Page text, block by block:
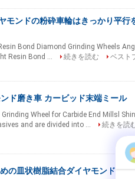
モンドの粉砕車輪はきっかり平行
Bond Diamond Grinding Wheels
Resin Bond ...
続きを読む
ベスト
ド磨き車 カービッド末端ミール
Wheel for Carbide End Millsl
and are divided into ...
続きを読
の皿状樹脂結合ダイヤモンド磨き